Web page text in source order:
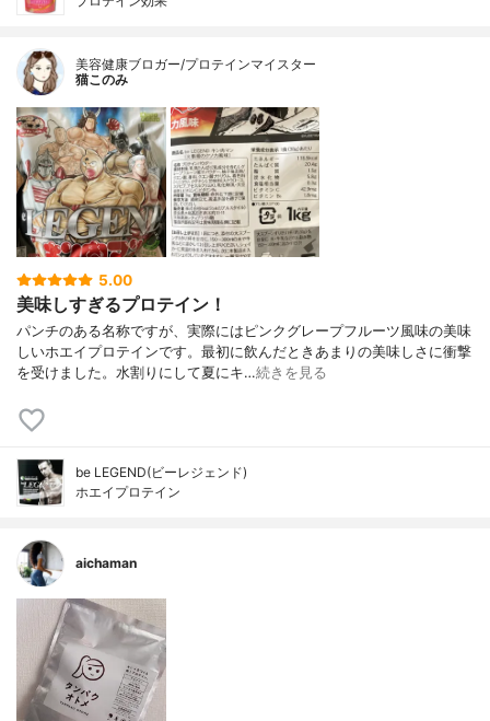
美容健康ブロガー/プロテインマイスター
猫このみ
5.00
美味しすぎるプロテイン！
パンチのある名称ですが、実際にはピンクグレープフルーツ風味の美味
しいホエイプロテインです。最初に飲んだときあまりの美味しさに衝撃
を受けました。水割りにして夏にキ…続きを見る
be LEGEND(ビーレジェンド)
ホエイプロテイン
aichaman